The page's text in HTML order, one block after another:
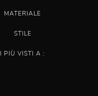
MATERIALE
STILE
I PIÙ VISTI A :